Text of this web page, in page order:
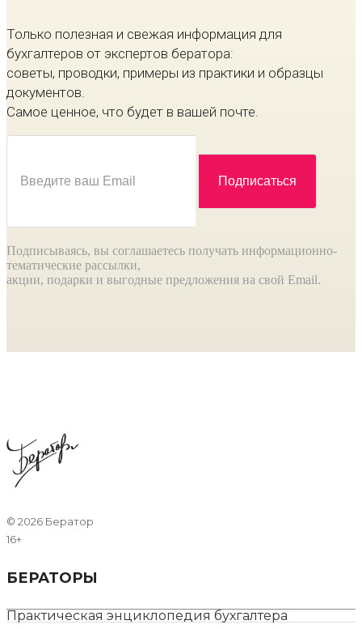
Только полезная и свежая информация для
бухгалтеров от экспертов бератора:
советы, проводки, примеры из практики и образцы
документов.
Самое ценное, что будет в вашей почте.
Подписываясь, вы соглашаетесь получать информационно-
тематические рассылки,
акции, подарки и выгодные предложения на свой Email.
© 2026 Бератор
16+
БЕРАТОРЫ
Практическая энциклопедия бухгалтера